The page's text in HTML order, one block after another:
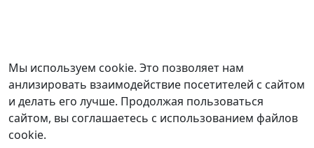
Мы используем cookie. Это позволяет нам
анлизировать взаимодействие посетителей с сайтом
и делать его лучше. Продолжая пользоваться
сайтом, вы соглашаетесь с использованием файлов
cookie.